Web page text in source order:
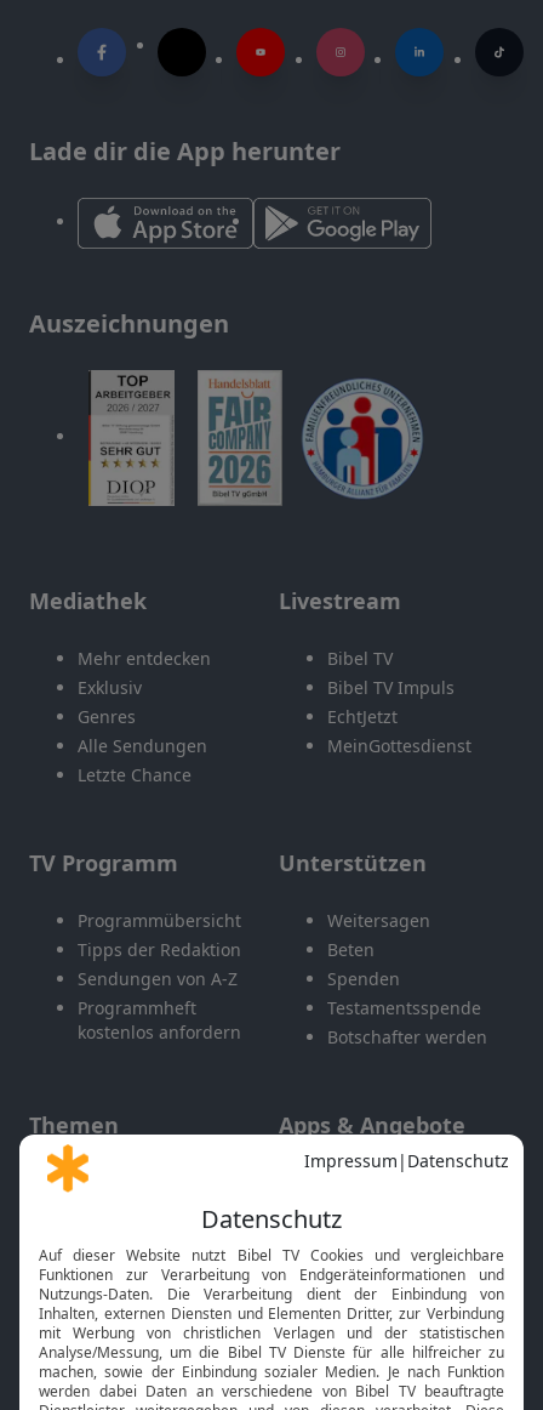
Lade dir die App herunter
Auszeichnungen
Mediathek
Mehr entdecken
Exklusiv
Genres
Alle Sendungen
Letzte Chance
Livestream
Bibel TV
Bibel TV Impuls
EchtJetzt
MeinGottesdienst
TV Programm
Programmübersicht
Tipps der Redaktion
Sendungen von A-Z
Programmheft
kostenlos anfordern
Unterstützen
Weitersagen
Beten
Spenden
Testamentsspende
Botschafter werden
Themen
Gott und Bibel erklärt
Neuigkeiten
Apps & Angebote
Mobile App
Smart TV
HbbTV
Bibelthek Online-Bibel
Nächster Gottesdienst